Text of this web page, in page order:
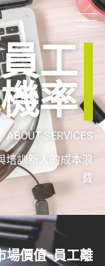
工
率
ABOUT SERVICES
培訓新人的成本浪
費
場價值-員工離